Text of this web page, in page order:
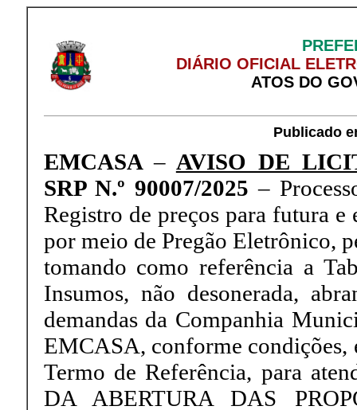
DIÁRIO OFICIAL
ATOS DO
Publicado
EMCASA– AVISO DE
SRP N.º 90007/2025 –
Registro de preços para futura
por meio de Pregão Eletrônico,
tomando como referência a
Insumos, não desonerada,
demandas da Companhia
EMCASA, conforme condições,
Termo de Referência, para
DA ABERTURA DAS